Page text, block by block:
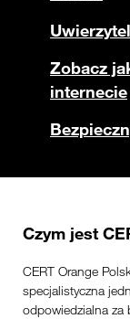
Zobacz
internecie
Czym jest
CERT Orange
specjalistyczna
odpowiedzialna za